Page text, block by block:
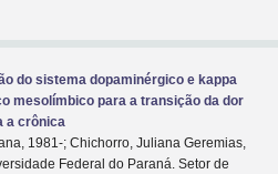
do sistema dopaminérgico e kappa
mesolímbico para a transição da dor
a crônica
1981-; Chichorro, Juliana Geremias,
Federal do Paraná. Setor de